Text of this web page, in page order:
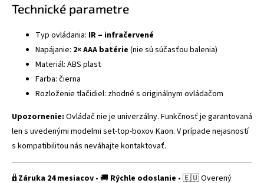
Technické parametre
Typ ovládania: IR – infračervené
Napájanie: 2× AAA batérie (nie sú súčasťou balenia)
Materiál: ABS plast
Farba: čierna
Rozloženie tlačidiel: zhodné s originálnym ovládačom
Upozornenie: Ovládač nie je univerzálny. Funkčnosť je garantovaná
len s uvedenými modelmi set-top-boxov Kaon. V prípade nejasností
s kompatibilitou nás neváhajte kontaktovať.
🔒Záruka 24 mesiacov • 🚚 Rýchle odoslanie • 🇪🇺 Overený